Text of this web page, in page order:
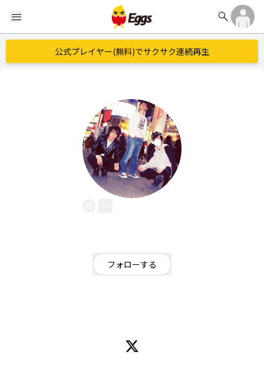
menu search
公式プレイヤー(無料)でサクサク連続再生
フォローする
の三人で構成されたドラムだけのスリーピースコミックバンド。